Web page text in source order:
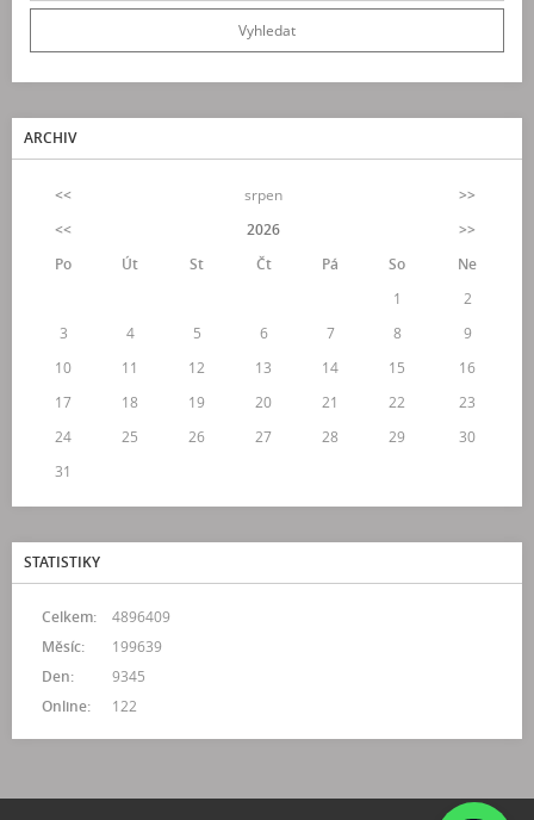
ARCHIV
<< srpen
>>
<<
2026
>>
Po
Út St Čt Pá So
Ne
1
2
3
4 5 6 7 8
9
10
11 12 13 14 15
16
17
18 19 20 21 22
23
24
25 26 27 28 29
30
31
STATISTIKY
Online: 122
Celkem:
4896409
Měsíc:
199639
Den:
9345